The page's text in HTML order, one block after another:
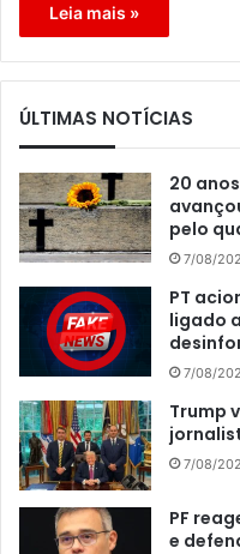
Leia mais »
ÚLTIMAS NOTÍCIAS
20
pelo
7/08/
PT
ligado
7/08/
Trump
7/08/
PF
e